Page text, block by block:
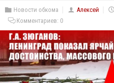
Новости обкома Алексей
Комментариев: 0